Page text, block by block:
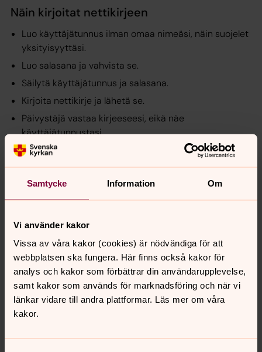
Samtycke Information Om
Vi använder kakor
Vissa av våra kakor (cookies) är nödvändiga för att
webbplatsen ska fungera. Här finns också kakor för
analys och kakor som förbättrar din användarupplevelse,
samt kakor som används för marknadsföring och när vi
länkar vidare till andra plattformar. Läs mer om våra
kakor.
Näin kirjoitat nettikirjeen
Luo käyttäjätunnus ilman omaa nimeäsi, näin suojelet
yksityisyyttäsi.
Luo salasana ja vahvista se.
Säilytä käyttäjätunnus ja salasana.
Kirjoita nettikirje ja lähetä se.
Päivystäjä vastaa kirjeeseesi, eikä näe
käyttäjätunnustasi.
Voit lukea vastauskirjeen, kun kirjaudut sisään
seuraavan kerran.
Käyttäjätunnus ja salasana ovat tärkeitä, pidä ne siksi
Yksi vastaus kuhunkin kirjeeseen
Saat jokaiseen kirjeeseen saat vain yhden vastauksen.
Jos lähetät uuden kirjeen, vastaajana voi olla toinen
päivystäjä. Hän ei tiedä aikaisemmista kirjeistäsi.
Kun olet lukenut saamasi vastauksen, voit halutessasi
tapauksessa voit lukea kirjeesi kahden viikon ajan. Sen